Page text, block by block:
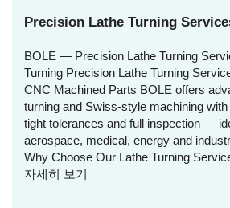
Precision Lathe Turning
BOLE — Precision Lathe Turning
Turning Precision Lathe Turning
CNC Machined Parts BOLE offers
turning and Swiss‑style machining
tight tolerances and full inspection —
aerospace, medical, energy and
Why Choose Our Lathe Turning
자세히 보기